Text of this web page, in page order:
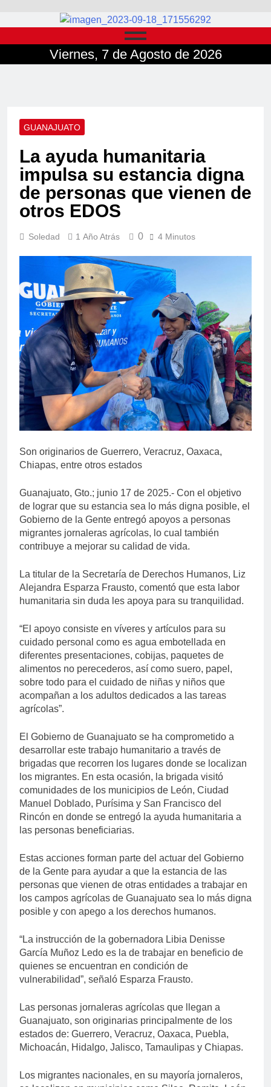
Viernes, 7 de Agosto de 2026
GUANAJUATO
La ayuda humanitaria
impulsa su estancia digna
de personas que vienen de
otros EDOS
Soledad 1 Año Atrás 0 4 Minutos
Son originarios de Guerrero, Veracruz, Oaxaca,
Chiapas, entre otros estados
Guanajuato, Gto.; junio 17 de 2025.- Con el objetivo
de lograr que su estancia sea lo más digna posible, el
Gobierno de la Gente entregó apoyos a personas
migrantes jornaleras agrícolas, lo cual también
contribuye a mejorar su calidad de vida.
La titular de la Secretaría de Derechos Humanos, Liz
Alejandra Esparza Frausto, comentó que esta labor
humanitaria sin duda les apoya para su tranquilidad.
“El apoyo consiste en víveres y artículos para su
cuidado personal como es agua embotellada en
diferentes presentaciones, cobijas, paquetes de
alimentos no perecederos, así como suero, papel,
sobre todo para el cuidado de niñas y niños que
acompañan a los adultos dedicados a las tareas
agrícolas”.
El Gobierno de Guanajuato se ha comprometido a
desarrollar este trabajo humanitario a través de
brigadas que recorren los lugares donde se localizan
los migrantes. En esta ocasión, la brigada visitó
comunidades de los municipios de León, Ciudad
Manuel Doblado, Purísima y San Francisco del
Rincón en donde se entregó la ayuda humanitaria a
las personas beneficiarias.
Estas acciones forman parte del actuar del Gobierno
de la Gente para ayudar a que la estancia de las
personas que vienen de otras entidades a trabajar en
los campos agrícolas de Guanajuato sea lo más digna
posible y con apego a los derechos humanos.
“La instrucción de la gobernadora Libia Denisse
García Muñoz Ledo es la de trabajar en beneficio de
quienes se encuentran en condición de
vulnerabilidad”, señaló Esparza Frausto.
Las personas jornaleras agrícolas que llegan a
Guanajuato, son originarias principalmente de los
estados de: Guerrero, Veracruz, Oaxaca, Puebla,
Michoacán, Hidalgo, Jalisco, Tamaulipas y Chiapas.
Los migrantes nacionales, en su mayoría jornaleros,